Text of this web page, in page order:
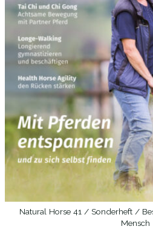
IN DEN
Natural Horse 41 / Sonderheft /
Mensch